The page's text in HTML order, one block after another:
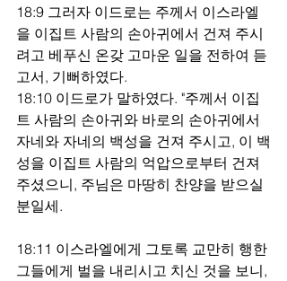
18:9 그러자 이드로는 주께서 이스라엘
을 이집트 사람의 손아귀에서 건져 주시
려고 베푸신 온갖 고마운 일을 전하여 듣
고서, 기뻐하였다.
18:10 이드로가 말하였다. "주께서 이집
트 사람의 손아귀와 바로의 손아귀에서
자네와 자네의 백성을 건져 주시고, 이 백
성을 이집트 사람의 억압으로부터 건져
주셨으니, 주님은 마땅히 찬양을 받으실
분일세.
18:11 이스라엘에게 그토록 교만히 행한
그들에게 벌을 내리시고 치신 것을 보니,